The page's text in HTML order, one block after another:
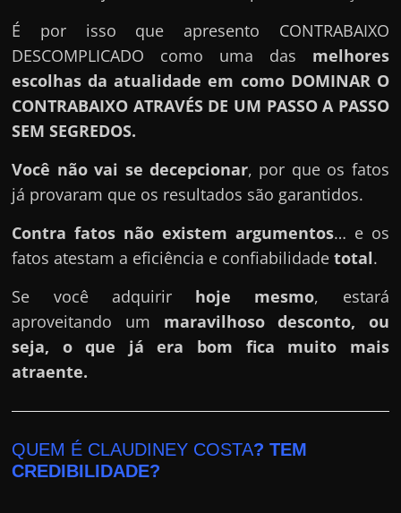
É por isso que apresento CONTRABAIXO
DESCOMPLICADO como uma das melhores
escolhas da atualidade em como DOMINAR O
CONTRABAIXO ATRAVÉS DE UM PASSO A PASSO
SEM SEGREDOS.
Você não vai se decepcionar, por que os fatos
já provaram que os resultados são garantidos.
Contra fatos não existem argumentos… e os
fatos atestam a eficiência e confiabilidadetotal.
Se você adquirir hoje mesmo, estará
aproveitando um maravilhoso desconto, ou
seja, o que já era bom fica muito mais
atraente.
QUEM É CLAUDINEY COSTA? TEM
CREDIBILIDADE?